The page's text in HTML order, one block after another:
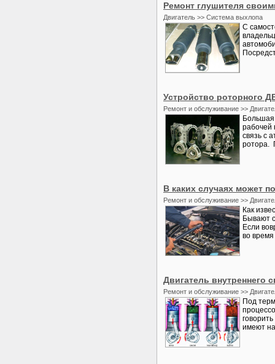
Ремонт глушителя
Двигатель >> Система выхлопа
С
Устройство роторного
Ремонт и обслуживание >>
Большая
рабочей
связь с
ротора.
В каких случаях может
Ремонт и обслуживание >>
Как
Бывают
Если
во
Двигатель внутреннего
Ремонт и обслуживание >>
Под
имеют